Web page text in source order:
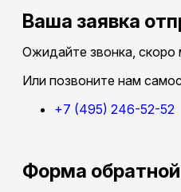
Ваша заявка
Ожидайте звонка,
Или позвоните нам
+7 (495) 246-52-52
Форма обратной